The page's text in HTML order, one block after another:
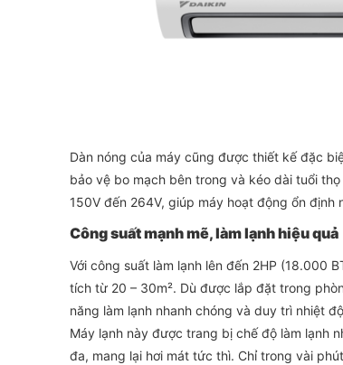
Dàn nóng của máy cũng được thiết kế đặc
bảo vệ bo mạch bên trong và kéo dài tuổi
150V đến 264V, giúp máy hoạt động ổn định
Công suất mạnh mẽ, làm lạnh hiệu quả
Với công suất làm lạnh lên đến 2HP (18.000
tích từ 20 – 30m². Dù được lắp đặt trong
năng làm lạnh nhanh chóng và duy trì nhiệt
Máy lạnh này được trang bị chế độ làm lạnh
đa, mang lại hơi mát tức thì. Chỉ trong vài